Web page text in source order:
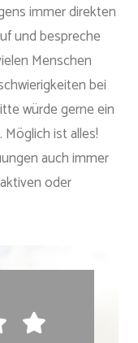
immer direkten
und bespreche
Menschen
bei
würde gerne ein
ist alles!
auch immer
oder